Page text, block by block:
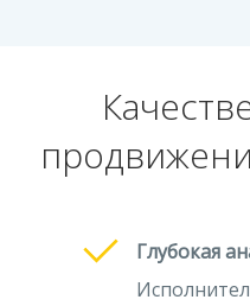
Глубокая